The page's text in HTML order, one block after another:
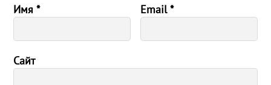
Имя* Email*
Сайт